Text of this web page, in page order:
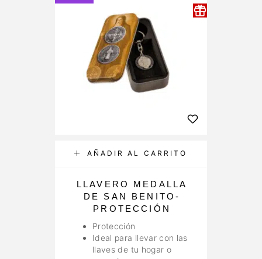
AÑADIR AL CARRITO
LLAVERO MEDALLA
DE SAN BENITO-
PROTECCIÓN
Protección
Ideal para llevar con las
llaves de tu hogar o